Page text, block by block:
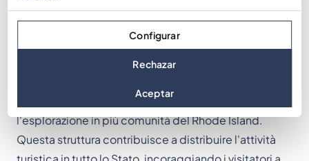
monumento o museo, l'esperienza incoraggia
l'esplorazione in più comunità del Rhode Island.
Questa struttura contribuisce a distribuire l'attività
Configurar
Rechazar
Aceptar